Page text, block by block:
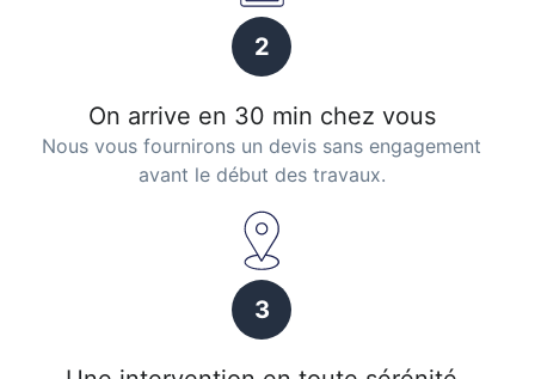
2
On arrive en 30 min chez vous
Nous vous fournirons un devis sans engagement
avant le début des travaux.
3